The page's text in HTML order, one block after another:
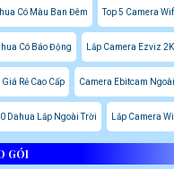
Có Màu Ban Đêm Top 5 Camera
Có Báo Động Lắp Camera Ezviz 2K
Rẻ Cao Cấp Camera Ebitcam
Dahua Lắp Ngoài Trời Lắp Camera
GÓI